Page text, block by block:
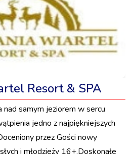
Resort & SPA
nad samym jeziorem w sercu
jedno z najpiękniejszych
przez Gości nowy
i młodzieży 16+.Doskonałe